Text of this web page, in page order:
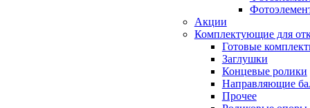
Акции
Комплектующие для
Готовые
Заглушки
Концевые ролики
Направляющие
Прочее